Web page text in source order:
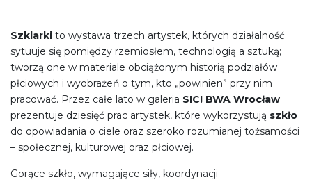
Szklarki to wystawa trzech artystek, których działalność
sytuuje się pomiędzy rzemiosłem, technologią a sztuką;
tworzą one w materiale obciążonym historią podziałów
płciowych i wyobrażeń o tym, kto „powinien” przy nim
pracować. Przez całe lato w galeria SIC! BWA Wrocław
prezentuje dziesięć prac artystek, które wykorzystują szkło
do opowiadania o ciele oraz szeroko rozumianej tożsamości
– społecznej, kulturowej oraz płciowej.
Gorące szkło, wymagające siły, koordynacji